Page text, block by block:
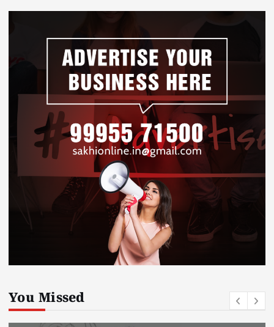
You Missed